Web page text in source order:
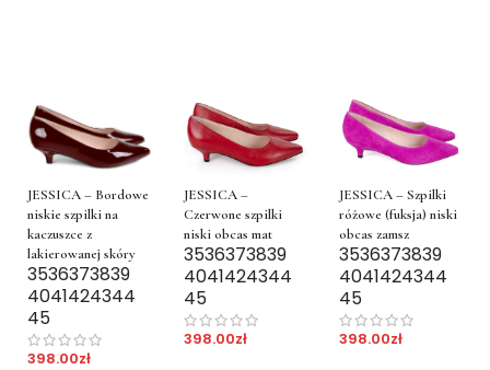
JESSICA – Bordowe
niskie szpilki na
kaczuszce z
lakierowanej skóry
3536373839
4041424344
45
398.00zł
JESSICA –
Czerwone szpilki
niski obcas mat
3536373839
4041424344
45
398.00zł
JESSICA – Szpilki
różowe (fuksja) niski
obcas zamsz
3536373839
4041424344
45
398.00zł